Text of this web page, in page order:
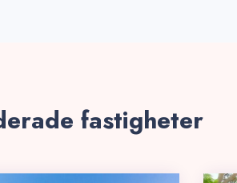
fastigheter